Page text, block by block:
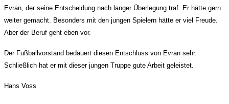
Evran, der seine Entscheidung nach langer Überlegung traf. Er hätte gern
weiter gemacht. Besonders mit den jungen Spielern hätte er viel Freude.
Aber der Beruf geht eben vor.
Der Fußballvorstand bedauert diesen Entschluss von Evran sehr.
Schließlich hat er mit dieser jungen Truppe gute Arbeit geleistet.
Hans Voss